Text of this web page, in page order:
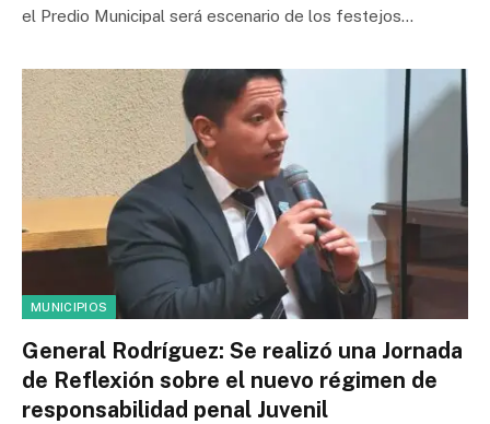
el Predio Municipal será escenario de los festejos…
MUNICIPIOS
General Rodríguez: Se realizó una Jornada
de Reflexión sobre el nuevo régimen de
responsabilidad penal Juvenil